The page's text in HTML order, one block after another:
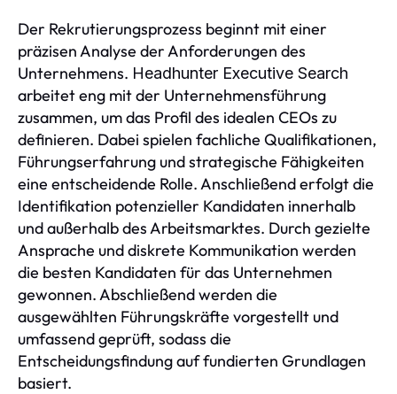
Der Rekrutierungsprozess beginnt mit einer
präzisen Analyse der Anforderungen des
Unternehmens. Headhunter Executive Search
arbeitet eng mit der Unternehmensführung
zusammen, um das Profil des idealen CEOs zu
definieren. Dabei spielen fachliche Qualifikationen,
Führungserfahrung und strategische Fähigkeiten
eine entscheidende Rolle. Anschließend erfolgt die
Identifikation potenzieller Kandidaten innerhalb
und außerhalb des Arbeitsmarktes. Durch gezielte
Ansprache und diskrete Kommunikation werden
die besten Kandidaten für das Unternehmen
gewonnen. Abschließend werden die
ausgewählten Führungskräfte vorgestellt und
umfassend geprüft, sodass die
Entscheidungsfindung auf fundierten Grundlagen
basiert.